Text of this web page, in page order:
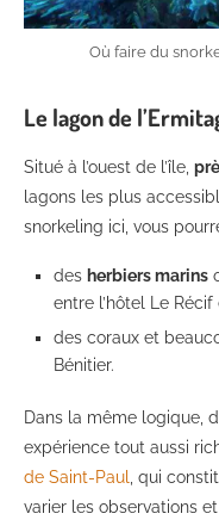
Où faire du
Le lagon de
Situé à l’ouest de l’île,
lagons les plus
snorkeling ici, vous
des herbiers marins
entre l’hôtel Le
des coraux et
Bénitier.
Dans la même logique,
expérience tout aussi
de Saint-Paul, qui
varier les observations